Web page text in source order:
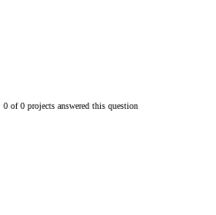
0 of 0 projects answered this question